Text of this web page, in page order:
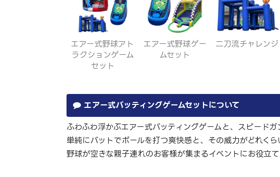
エアー式野球アト
ラクションゲーム
セット
エアー式野球ゲー
ムセット
二刀流チャレンジ
エアー式バッティングゲームセットについて
ふわふわ浮かぶエアー式バッティングゲームと、スピード
単純にバットでボールを打つ爽快感と、その威力がどれく
野球が空きな親子連れのお客様が集まるイベントにお役立て